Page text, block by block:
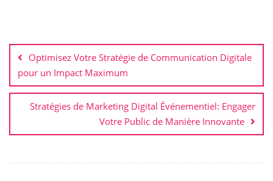
de
l’article
Optimisez Votre Stratégie de Communication Digitale
pour un Impact Maximum
Stratégies de Marketing Digital Événementiel: Engager
Votre Public de Manière Innovante